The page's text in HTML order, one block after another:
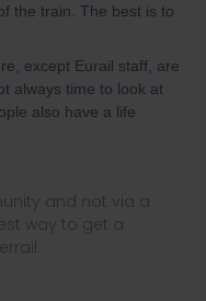
the train. The best is to
except Eurail staff, are
always time to look at
also have a life
and not via a
way to get a